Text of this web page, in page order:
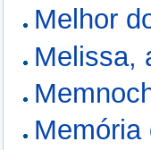
Melhor
Melissa,
Memória